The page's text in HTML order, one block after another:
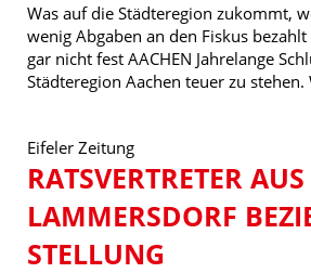
Was auf die Städteregion zukommt,
wenig Abgaben an den Fiskus
gar nicht fest AACHEN Jahrelange
Städteregion Aachen teuer zu stehen.
Eifeler Zeitung
RATSVERTRETER AUS
LAMMERSDORF
STELLUNG